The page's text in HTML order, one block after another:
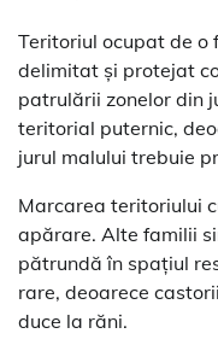
Teritoriul ocupat de o
delimitat și protejat
patrulării zonelor din
teritorial puternic,
jurul malului trebuie
Marcarea teritoriului
apărare. Alte familii
pătrundă în spațiul
rare, deoarece
duce la răni.